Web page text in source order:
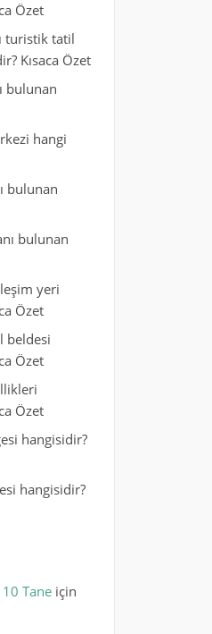
Özet
turistik tatil
Kısaca Özet
bulunan
hangi
bulunan
bulunan
yeri
Özet
beldesi
Özet
Özet
hangisidir?
hangisidir?
Taneiçin